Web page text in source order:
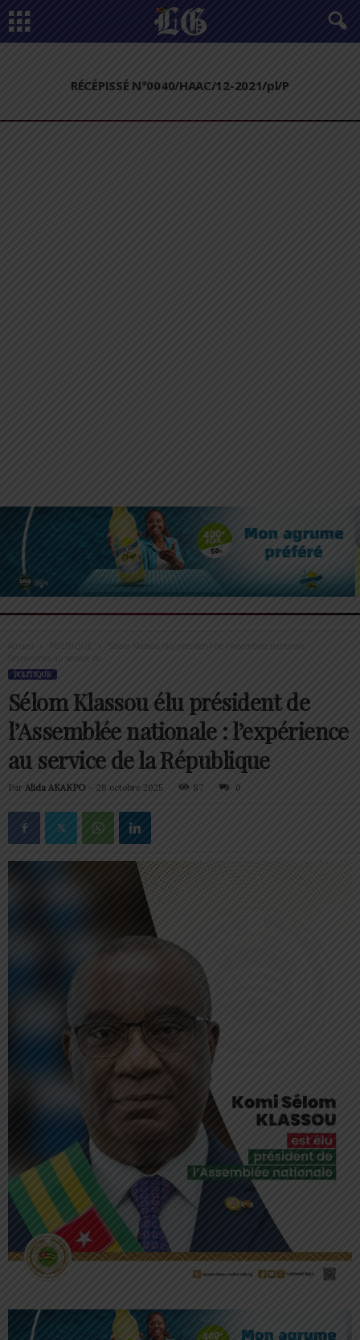
RÉCÉPISSÉ N°0040/HAAC/12-2021/pl/P
Accueil POLITIQUE
Sélom Klassou élu président de l’Assemblée nationale :
l’expérience au service de...
POLITIQUE
Sélom Klassou élu président de
l’Assemblée nationale : l’expérience
au service de la République
Par Alida AKAKPO- 28 octobre 2025 87 0